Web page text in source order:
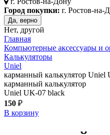
Город покупки: г. Ростов-на-
Да, верно
Нет, другой
Главная
Компьютерные аксессуары и
Калькуляторы
Uniel
карманный калькулятор Uniel
карманный калькулятор
Uniel UK-07 black
150 ₽
В корзину